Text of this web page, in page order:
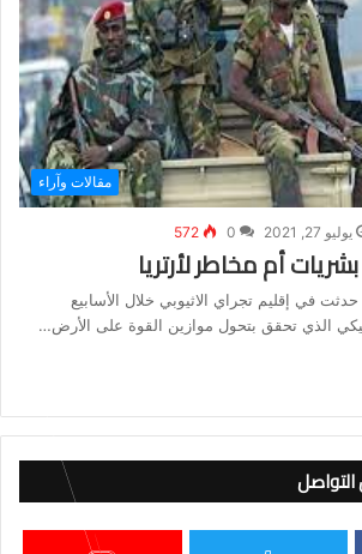
مقالات وآراء
يوليو 27, 2021 0
572
أم مخاطر لأرتريا
في إقليم تجراي الاثيوبي خلال الأسابيع
الذي تحقق بتحول موازين القوة على الأرض…
التواصل